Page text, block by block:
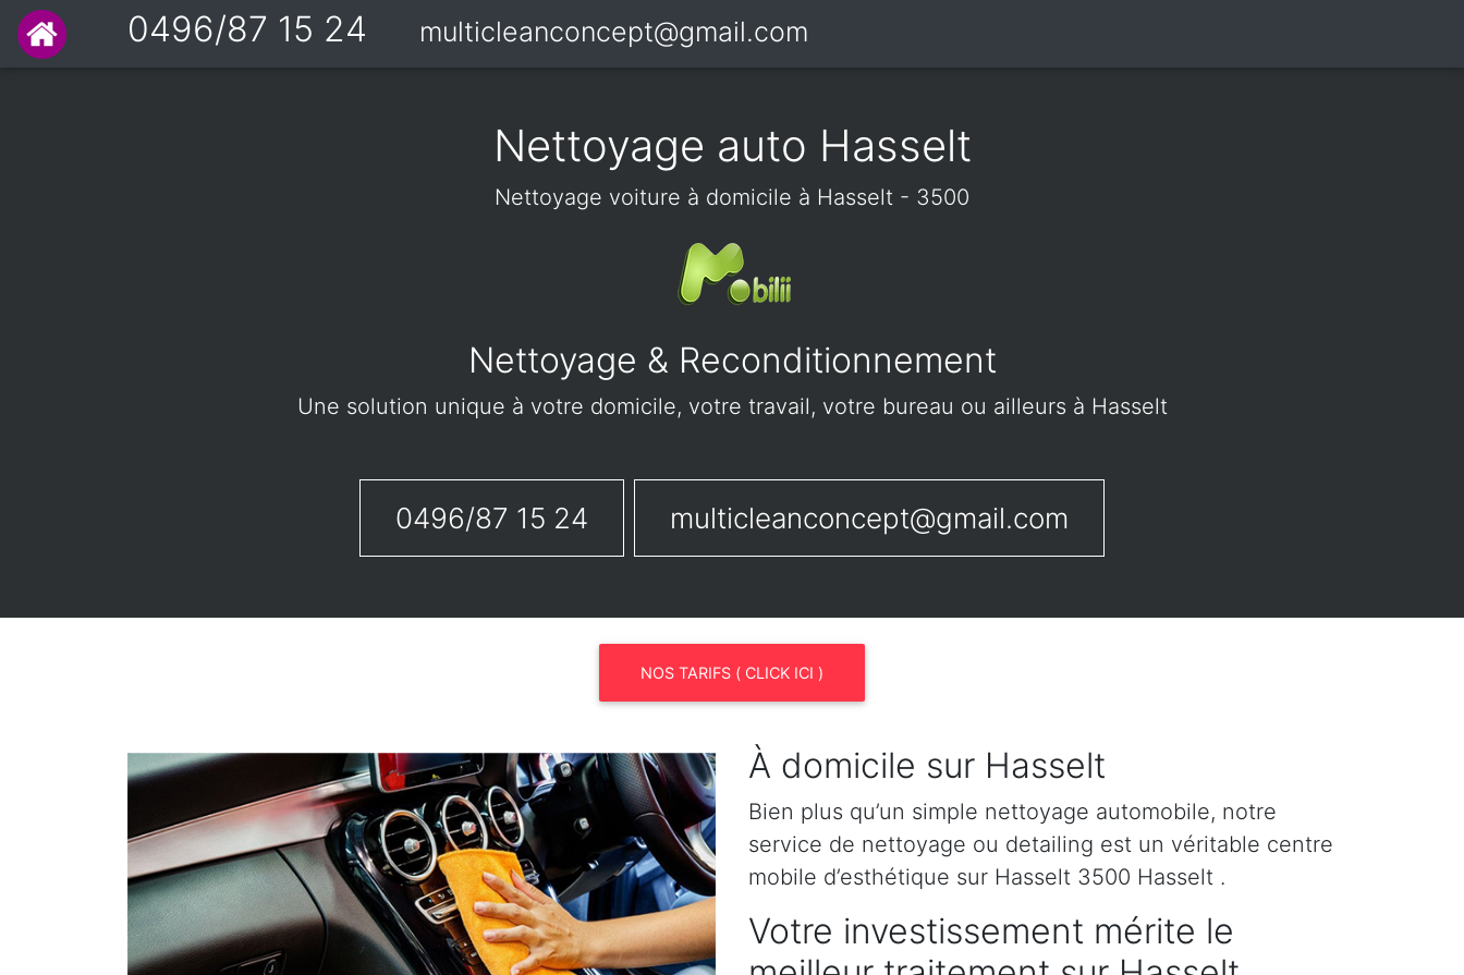
0496/87 15 24 multicleanconcept@gmail.com
Nettoyage auto Hasselt
Nettoyage voiture à domicile à Hasselt - 3500
Nettoyage & Reconditionnement
Une solution unique à votre domicile, votre travail, votre bureau ou ailleurs à Hasselt
0496/87 15 24 multicleanconcept@gmail.com
NOS TARIFS ( CLICK ICI )
À domicile sur Hasselt
Bien plus qu’un simple nettoyage automobile, notre
service de nettoyage ou detailing est un véritable centre
mobile d’esthétique sur Hasselt 3500 Hasselt .
Votre investissement mérite le